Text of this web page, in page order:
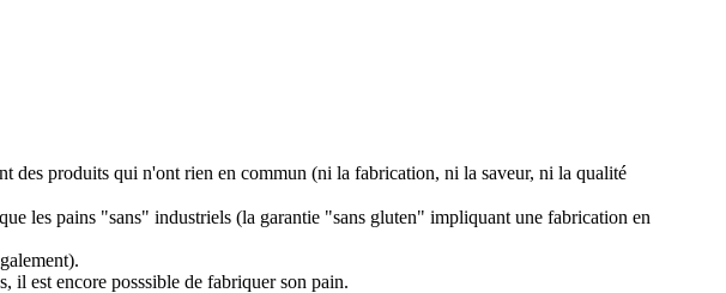
des produits qui n'ont rien en commun (ni la fabrication, ni la saveur, ni la qualité
les pains "sans" industriels (la garantie "sans gluten" impliquant une fabrication en
il est encore posssible de fabriquer son pain.